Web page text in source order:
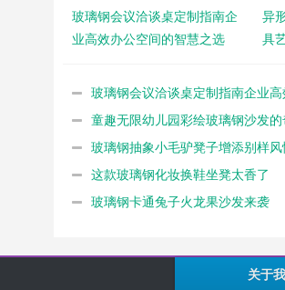
玻璃钢会议洽谈桌定制指南企
业高效办公空间的智慧之选
异
具
玻璃钢会议洽谈桌定制指南企业
童趣无限幼儿园彩绘玻璃钢沙发
玻璃钢抽象小毛驴凳子增添别样
这款玻璃钢化妆换鞋坐凳太香了
玻璃钢卡通兔子火龙果沙发来袭
关于